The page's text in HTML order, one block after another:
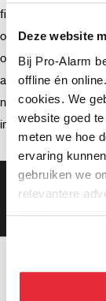
Deze website
Bij Pro-Alarm
offline én
cookies. We
website goed
meten we hoe
ervaring
gebruiken we
relevantere
daar
kunnen deze
hebben
kunt alle
firmware (3)
ondersteuning (2)
opnemen (2)
advies (2)
netwerkrecorder (2)
intercom (2)
Gratis bezorging
Gratis
Klanten geven